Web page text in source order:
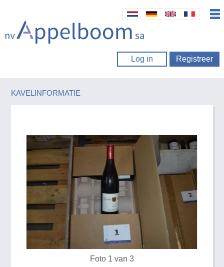
Log in Registreer
KAVELINFORMATIE
Foto 1 van 3